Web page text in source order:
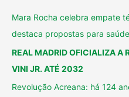
Mara Rocha celebra empate
destaca propostas para
REAL MADRID OFICIALIZA A
VINI JR. ATÉ 2032
Revolução Acreana: há 124